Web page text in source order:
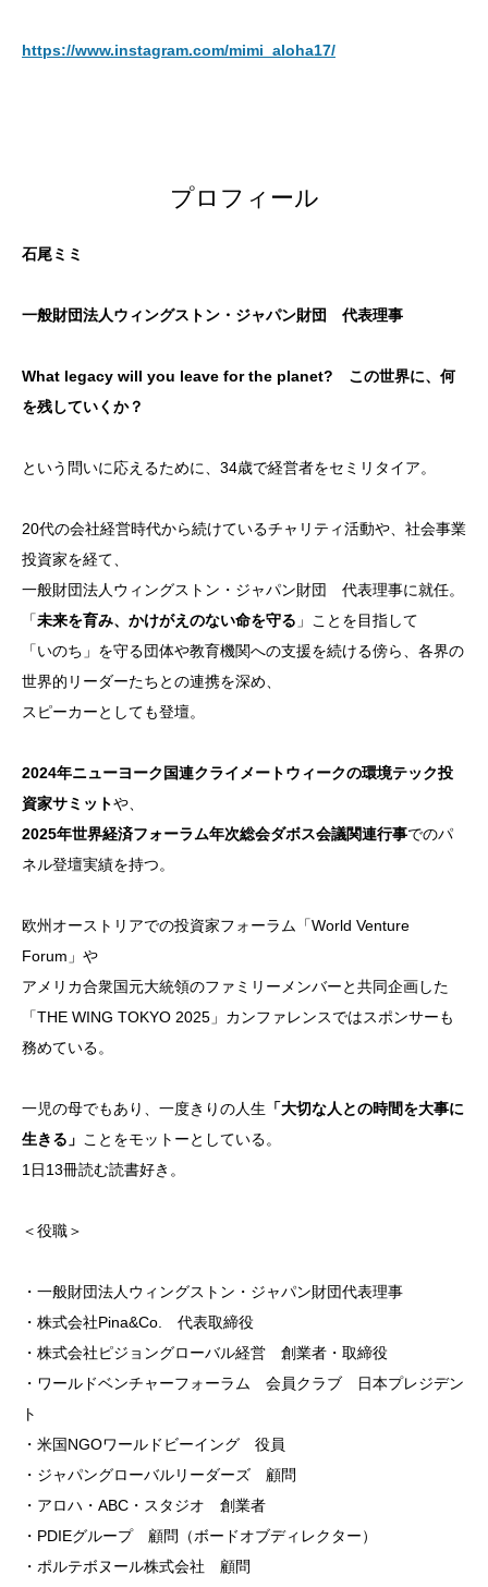
https://www.instagram.com/mimi_aloha17/
プロフィール
石尾ミミ
一般財団法人ウィングストン・ジャパン財団 代表理事
What legacy will you leave for the planet? この世界に、何
を残していくか？
という問いに応えるために、34歳で経営者をセミリタイア。
20代の会社経営時代から続けているチャリティ活動や、社会事業
投資家を経て、
一般財団法人ウィングストン・ジャパン財団 代表理事に就任。
「未来を育み、かけがえのない命を守る 」ことを目指して
「いのち」を守る団体や教育機関への支援を続ける傍ら、各界の
世界的リーダーたちとの連携を深め、
スピーカーとしても登壇。
2024年ニューヨーク国連クライメートウィークの環境テック投
資家サミットや、
2025年世界経済フォーラム年次総会ダボス会議関連行事でのパ
ネル登壇実績を持つ。
欧州オーストリアでの投資家フォーラム「World Venture
Forum」や
アメリカ合衆国元大統領のファミリーメンバーと共同企画した
「THE WING TOKYO 2025」カンファレンスではスポンサーも
務めている。
一児の母でもあり、一度きりの人生 「大切な人との時間を大事に
生きる」 ことをモットーとしている。
1日13冊読む読書好き。
＜役職＞
・一般財団法人ウィングストン・ジャパン財団代表理事
・株式会社Pina&Co. 代表取締役
・株式会社ピジョングローバル経営 創業者・取締役
・ワールドベンチャーフォーラム 会員クラブ 日本プレジデン
ト
・米国NGOワールドビーイング 役員
・ジャパングローバルリーダーズ 顧問
・アロハ・ABC・スタジオ 創業者
・PDIEグループ 顧問（ボードオブディレクター）
・ポルテボヌール株式会社 顧問